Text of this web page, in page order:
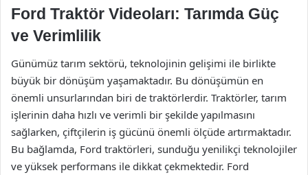
Ford Traktör Videoları: Tarımda Güç
ve Verimlilik
Günümüz tarım sektörü, teknolojinin gelişimi ile birlikte
büyük bir dönüşüm yaşamaktadır. Bu dönüşümün en
önemli unsurlarından biri de traktörlerdir. Traktörler, tarım
işlerinin daha hızlı ve verimli bir şekilde yapılmasını
sağlarken, çiftçilerin iş gücünü önemli ölçüde artırmaktadır.
Bu bağlamda, Ford traktörleri, sunduğu yenilikçi teknolojiler
ve yüksek performans ile dikkat çekmektedir. Ford